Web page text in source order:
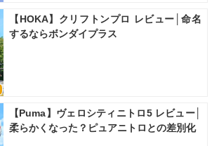
【HOKA】クリフトンプロ レビュー│命名
するならボンダイプラス
【Puma】ヴェロシティニトロ5 レビュー│
柔らかくなった？ピュアニトロとの差別化